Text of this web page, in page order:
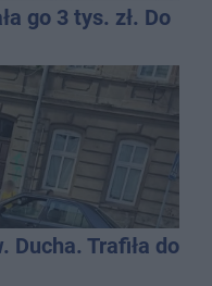
go 3 tys. zł. Do
Ducha. Trafiła do